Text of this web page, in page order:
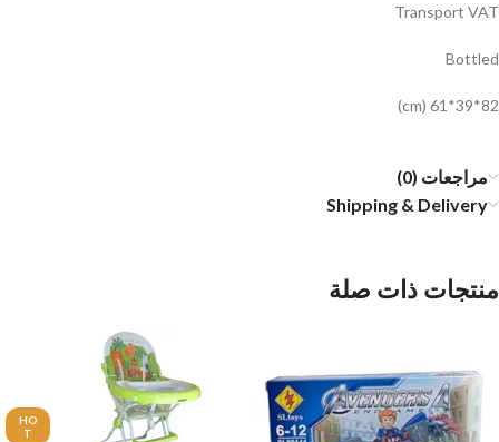
Transport VAT
Bottled
82*39*61 (cm)
مراجعات (0)
Shipping & Delivery
منتجات ذات صلة
HO
T